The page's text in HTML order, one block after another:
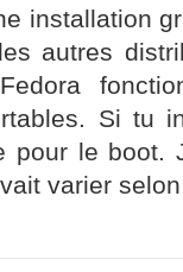
installation
autres
Si tu
pour le boot.
varier